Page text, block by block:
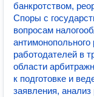
банкротством,
Споры с
вопросам
работодателей в
области
к подготовке и
заявления, анализ